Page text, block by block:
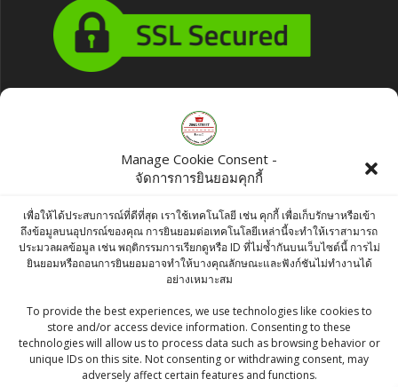
Manage Cookie Consent -
จัดการการยินยอมคุกกี้
เพื่อให้ได้ประสบการณ์ที่ดีที่สุด เราใช้เทคโนโลยี เช่น คุกกี้ เพื่อเก็บรักษาหรือเข้า
ถึงข้อมูลบนอุปกรณ์ของคุณ การยินยอมต่อเทคโนโลยีเหล่านี้จะทำให้เราสามารถ
ประมวลผลข้อมูล เช่น พฤติกรรมการเรียกดูหรือ ID ที่ไม่ซ้ำกันบนเว็บไซต์นี้ การไม่
ยินยอมหรือถอนการยินยอมอาจทำให้บางคุณลักษณะและฟังก์ชันไม่ทำงานได้
อย่างเหมาะสม
To provide the best experiences, we use technologies like cookies to
store and/or access device information. Consenting to these
technologies will allow us to process data such as browsing behavior or
unique IDs on this site. Not consenting or withdrawing consent, may
adversely affect certain features and functions.
Products
Osterberg Blueberry Fruit Topping and
฿180.00Original
price
was:
฿180.00.
฿ 170.00Current
price
is:
฿170.00.
KC Green Cardamom Powder / ผงกระวาน
เขียว - 50g
฿200.00
Bikaji nut cracker 200g
฿45.00